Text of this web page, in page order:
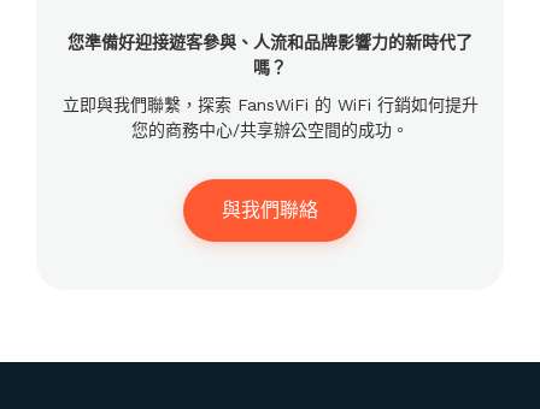
您準備好迎接遊客參與、人流和品牌影響力的新時代了
嗎？
立即與我們聯繫，探索 FansWiFi 的 WiFi 行銷如何提升
您的商務中心/共享辦公空間的成功。
與我們聯絡